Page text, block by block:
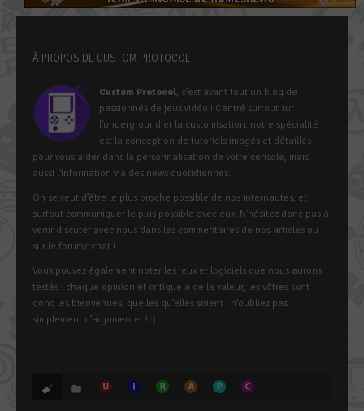
À PROPOS DE CUSTOM PROTOCOL
Custom Protocol, c’est avant tout un blog de
passionnés de jeux vidéo ! Centré surtout sur
l’underground et la customisation, notre spécialité
est la conception de tutoriels imagés et détaillés
pour vous aider dans la personnalisation de votre console, mais
aussi l’information via des news quotidiennes.
On se veut d’être le plus proche possible de nos internautes, et
surtout communiquer le plus possible avec eux. N’hésitez donc pas à
venir discuter avec nous dans les commentaires de nos articles ou
sur le forum/tchat !
Vous pouvez également noter les jeux et logiciels que nous aurons
testés : chaque opinion et critique a de la valeur, les vôtres sont
donc les bienvenues, quelles qu’elles soient : n’oubliez pas
simplement d’argumenter ! :)